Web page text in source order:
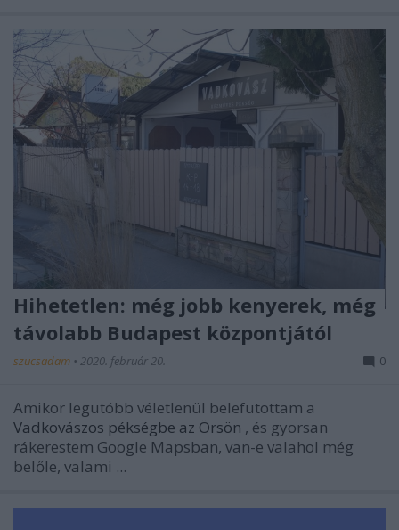
Hihetetlen: még jobb kenyerek, még
távolabb Budapest központjától
szucsadam • 2020. február 20. 0
Amikor legutóbb véletlenül belefutottam a
Vadkovászos pékségbe az Örsön , és gyorsan
rákerestem Google Mapsban, van-e valahol még
belőle, valami ...